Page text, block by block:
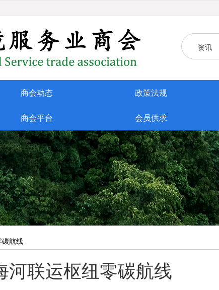
资讯
商会动态 政策法规
商会平台 会员供求
航线
河联运枢纽零碳航线